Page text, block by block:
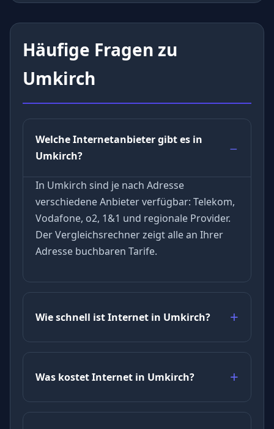
Häufige Fragen zu
Umkirch
Welche Internetanbieter gibt es in
Umkirch?
In Umkirch sind je nach Adresse
verschiedene Anbieter verfügbar: Telekom,
Vodafone, o2, 1&1 und regionale Provider.
Der Vergleichsrechner zeigt alle an Ihrer
Adresse buchbaren Tarife.
Wie schnell ist Internet in Umkirch?
Was kostet Internet in Umkirch?